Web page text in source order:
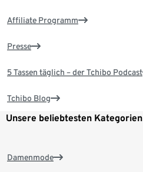
Affiliate Programm
Presse
5 Tassen täglich – der Tchibo Podcast
Tchibo Blog
Unsere beliebtesten Kategorien
Damenmode